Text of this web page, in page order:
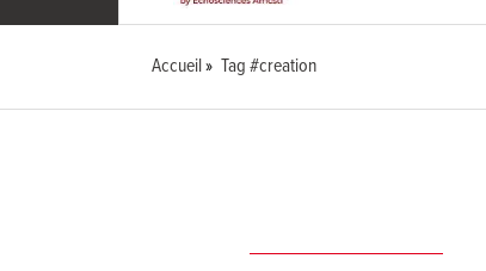
Accueil Tag #creation